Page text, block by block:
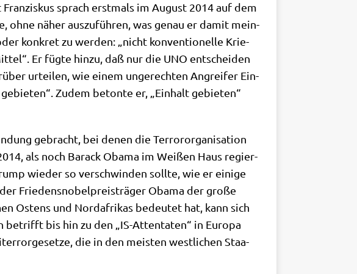
sprach erst­mals im August 2014 auf dem
ohne näher aus­zu­füh­ren, was genau er damit mein­
kon­kret zu wer­den: „nicht kon­ven­tio­nel­le Krie­
Er füg­te hin­zu, daß nur die UNO ent­schei­den
urtei­len, wie einem unge­rech­ten Angrei­fer Ein­
Zudem beton­te er, „Ein­halt gebie­ten“
gebracht, bei denen die Ter­ror­or­ga­ni­sa­ti­on
als noch Barack Oba­ma im Wei­ßen Haus regier­
wie­der so ver­schwin­den soll­te, wie er eini­ge
Frie­dens­no­bel­preis­trä­ger Oba­ma der gro­ße
Ostens und Nord­afri­kas bedeu­tet hat, kann sich
betrifft bis hin zu den „IS-Atten­ta­ten“ in Euro­pa
die in den mei­sten west­li­chen Staa­